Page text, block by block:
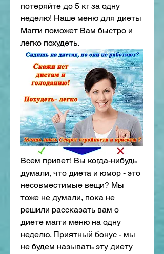
потеряйте до 5 кг за одну
неделю! Наше меню для диеты
Магги поможет Вам быстро и
легко похудеть.
Всем привет! Вы когда-нибудь
думали, что диета и юмор - это
несовместимые вещи? Мы
тоже не думали, пока не
решили рассказать вам о
диете магги меню на одну
неделю. Приятный бонус - мы
не будем называть эту диету